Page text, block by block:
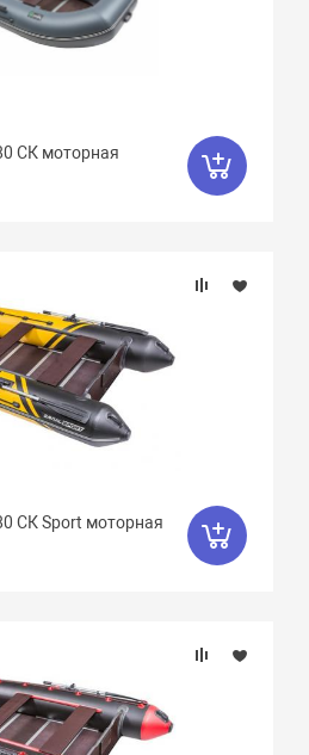
см
мотора, л.с.
СК моторная
СК Sport моторная